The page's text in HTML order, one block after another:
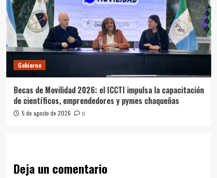
Gobierno
Becas de Movilidad 2026: el ICCTI impulsa la capacitación
de científicos, emprendedores y pymes chaqueñas
5 de agosto de 2026 0
Deja un comentario